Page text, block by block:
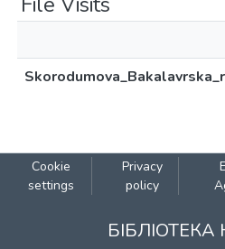
Cookie
settings
Privacy
policy